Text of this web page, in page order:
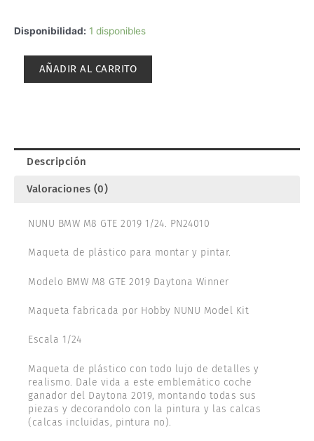
Disponibilidad: 1 disponibles
NUNU
AÑADIR AL CARRITO
Descripción
Valoraciones (0)
NUNU BMW M8 GTE 2019 1/24. PN24010
Maqueta de plástico para montar y pintar.
Modelo BMW M8 GTE 2019 Daytona Winner
Maqueta fabricada por Hobby NUNU Model Kit
Escala 1/24
Maqueta de plástico con todo lujo de detalles y
realismo. Dale vida a este emblemático coche
ganador del Daytona 2019, montando todas sus
piezas y decorandolo con la pintura y las calcas
(calcas incluidas, pintura no).